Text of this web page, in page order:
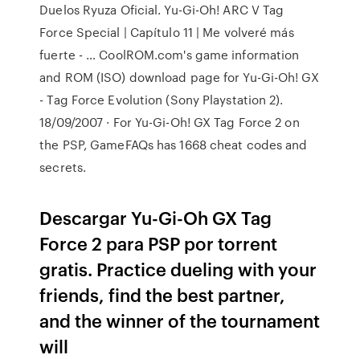
Duelos Ryuza Oficial. Yu-Gi-Oh! ARC V Tag
Force Special | Capítulo 11 | Me volveré más
fuerte - … CoolROM.com's game information
and ROM (ISO) download page for Yu-Gi-Oh! GX
- Tag Force Evolution (Sony Playstation 2).
18/09/2007 · For Yu-Gi-Oh! GX Tag Force 2 on
the PSP, GameFAQs has 1668 cheat codes and
secrets.
Descargar Yu-Gi-Oh GX Tag
Force 2 para PSP por torrent
gratis. Practice dueling with your
friends, find the best partner,
and the winner of the tournament
will